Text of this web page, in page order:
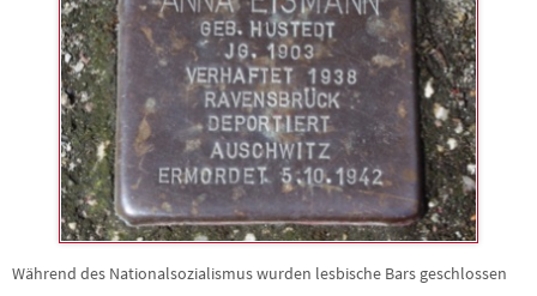
Während des Nationalsozialismus wurden lesbische Bars geschlossen